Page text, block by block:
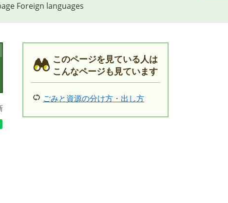
Foreign languages
このページを見ている人は
こんなページも見ています
ごみと資源の分け方・出し方